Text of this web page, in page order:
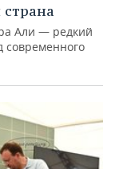
Али — редкий
современного